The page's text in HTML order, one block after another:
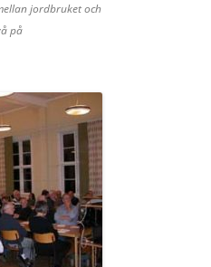
jordbruket och
på